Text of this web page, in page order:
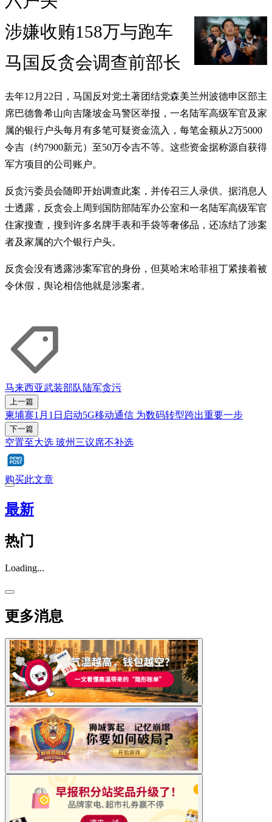
涉嫌收贿158万与跑车
马国反贪会调查前部长
去年12月22日，马国反对党土著团结党森美兰州波德申区部主
席巴德鲁希山向吉隆坡金马警区举报，一名陆军高级军官及家
属的银行户头每月有多笔可疑资金流入，每笔金额从2万5000
令吉（约7900新元）至50万令吉不等。这些资金据称源自获得
军方项目的公司账户。
反贪污委员会随即开始调查此案，并传召三人录供。据消息人
士透露，反贪会上周到国防部陆军办公室和一名陆军高级军官
住家搜查，搜到许多名牌手表和手袋等奢侈品，还冻结了涉案
者及家属的六个银行户头。
反贪会没有透露涉案军官的身份，但莫哈末哈菲祖丁紧接着被
令休假，舆论相信他就是涉案者。
马来西亚武装部队陆军贪污
上一篇
柬埔寨1月1日启动5G移动通信 为数码转型跨出重要一步
下一篇
空置至大选 玻州三议席不补选
购买此文章
最新
热门
Loading...
更多消息